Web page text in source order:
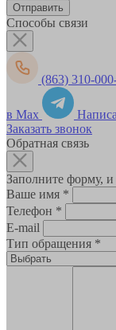
Способы связи
(863) 310-
в Max
Заказать звонок
Обратная связь
Заполните форму,
Ваше имя *
Телефон *
E-mail
Тип обращения *